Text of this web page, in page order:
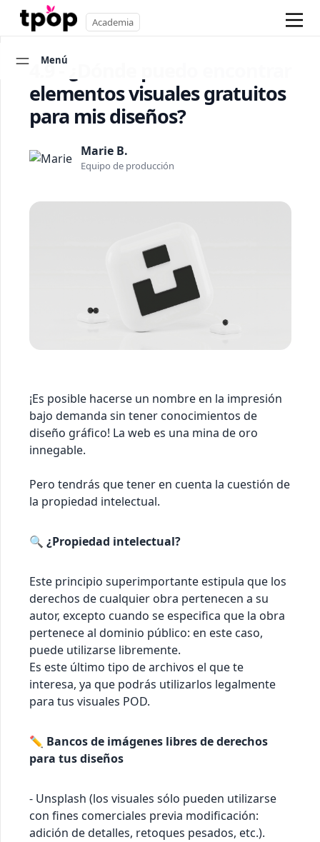
Academia
Menú
4.9 - ¿Dónde puedo encontrar
elementos visuales gratuitos
para mis diseños?
Marie B.
Equipo de producción
¡Es posible hacerse un nombre en la impresión
bajo demanda sin tener conocimientos de
diseño gráfico! La web es una mina de oro
innegable.
Pero tendrás que tener en cuenta la cuestión de
la propiedad intelectual.
🔍 ¿Propiedad intelectual?
Este principio superimportante estipula que los
derechos de cualquier obra pertenecen a su
autor, excepto cuando se especifica que la obra
pertenece al dominio público: en este caso,
puede utilizarse libremente.
Es este último tipo de archivos el que te
interesa, ya que podrás utilizarlos legalmente
para tus visuales POD.
✏️ Bancos de imágenes libres de derechos
para tus diseños
- Unsplash (los visuales sólo pueden utilizarse
con fines comerciales previa modificación:
adición de detalles, retoques pesados, etc.).